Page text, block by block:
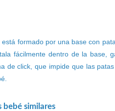
formado por una base con
fácilmente dentro de la base,
de click, que impide que las
bebé similares